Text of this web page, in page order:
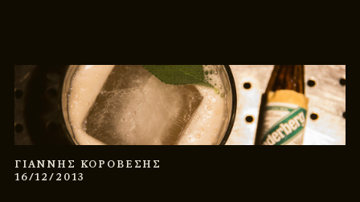
ΓΙΑΝΝΗΣ ΚΟΡΟΒΕΣΗΣ
16/12/2013